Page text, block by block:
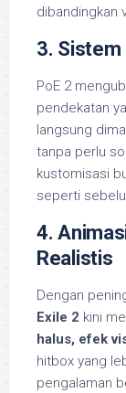
dibandingkan
3. Sistem
PoE 2
pendekatan
langsung
tanpa perlu
kustomisasi
seperti
4.
Realistis
Dengan
Exile 2 kini
halus, efek
hitbox yang
pengalaman